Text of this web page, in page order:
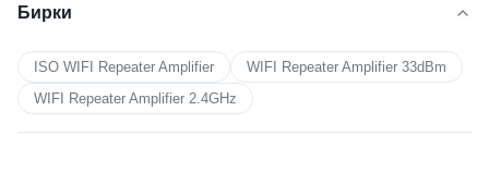
Бирки
ISO WIFI Repeater Amplifier
WIFI Repeater Amplifier 33dBm
WIFI Repeater Amplifier 2.4GHz